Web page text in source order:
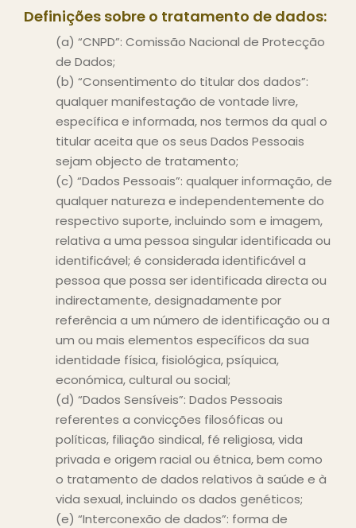
Definições sobre o tratamento de dados:
(a) “CNPD”: Comissão Nacional de Protecção
de Dados;
(b) “Consentimento do titular dos dados”:
qualquer manifestação de vontade livre,
específica e informada, nos termos da qual o
titular aceita que os seus Dados Pessoais
sejam objecto de tratamento;
(c) “Dados Pessoais”: qualquer informação, de
qualquer natureza e independentemente do
respectivo suporte, incluindo som e imagem,
relativa a uma pessoa singular identificada ou
identificável; é considerada identificável a
pessoa que possa ser identificada directa ou
indirectamente, designadamente por
referência a um número de identificação ou a
um ou mais elementos específicos da sua
identidade física, fisiológica, psíquica,
económica, cultural ou social;
(d) “Dados Sensíveis”: Dados Pessoais
referentes a convicções filosóficas ou
políticas, filiação sindical, fé religiosa, vida
privada e origem racial ou étnica, bem como
o tratamento de dados relativos à saúde e à
vida sexual, incluindo os dados genéticos;
(e) “Interconexão de dados”: forma de